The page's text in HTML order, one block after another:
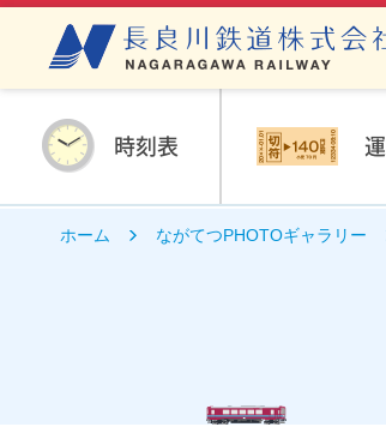
時刻表
ホーム ながてつPHOTOギャラリー